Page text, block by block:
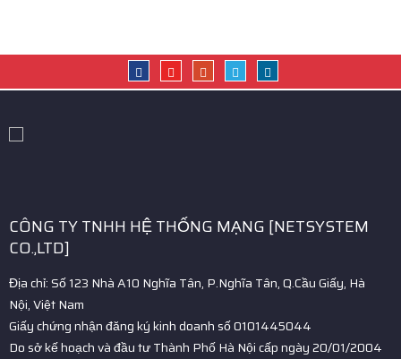
CÔNG TY TNHH HỆ THỐNG MẠNG [NETSYSTEM
CO.,LTD]
Địa chỉ: Số 123 Nhà A10 Nghĩa Tân, P.Nghĩa Tân, Q.Cầu Giấy, Hà
Nội, Việt Nam
Giấy chứng nhận đăng ký kinh doanh số 0101445044
Do sở kế hoạch và đầu tư Thành Phố Hà Nội cấp ngày 20/01/2004